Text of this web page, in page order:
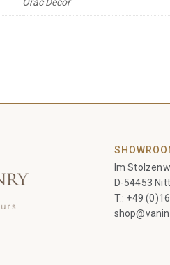
Im
D-54453
T.: +49